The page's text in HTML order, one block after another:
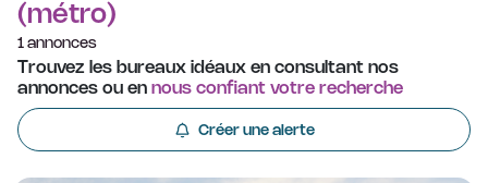
(métro)
1 annonces
Trouvez les bureaux idéaux en consultant nos
annonces ou en nous confiant votre recherche
Créer une alerte